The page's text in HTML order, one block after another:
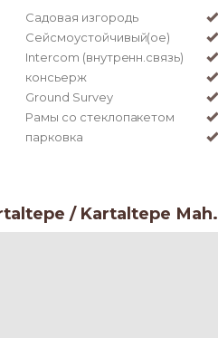
Садовая изгородь
Сейсмоустойчивый(ое)
Intercom (внутренн.связь)
консьерж
Ground Survey
Рамы со стеклопакетом
парковка
/ Kartaltepe Mah.